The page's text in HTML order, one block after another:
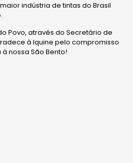
maior indústria de tintas do Brasil
Povo, através do Secretário de
à Iquine pelo compromisso
nossa São Bento!